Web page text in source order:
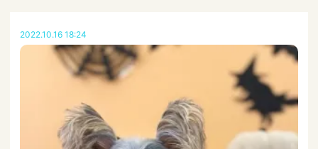
2022.10.16 18:24